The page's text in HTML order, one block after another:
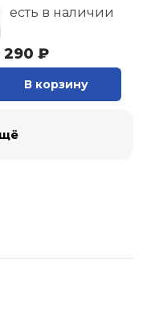
есть в наличии
290 ₽
В корзину